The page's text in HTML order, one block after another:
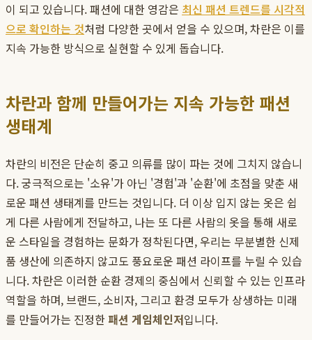
이 되고 있습니다. 패션에 대한 영감은 최신 패션 트렌드를 시각적
으로 확인하는 것처럼 다양한 곳에서 얻을 수 있으며, 차란은 이를
지속 가능한 방식으로 실현할 수 있게 돕습니다.
차란과 함께 만들어가는 지속 가능한 패션
생태계
차란의 비전은 단순히 중고 의류를 많이 파는 것에 그치지 않습니
다. 궁극적으로는 '소유'가 아닌 '경험'과 '순환'에 초점을 맞춘 새
로운 패션 생태계를 만드는 것입니다. 더 이상 입지 않는 옷은 쉽
게 다른 사람에게 전달하고, 나는 또 다른 사람의 옷을 통해 새로
운 스타일을 경험하는 문화가 정착된다면, 우리는 무분별한 신제
품 생산에 의존하지 않고도 풍요로운 패션 라이프를 누릴 수 있습
니다. 차란은 이러한 순환 경제의 중심에서 신뢰할 수 있는 인프라
역할을 하며, 브랜드, 소비자, 그리고 환경 모두가 상생하는 미래
를 만들어가는 진정한 패션 게임체인저입니다.